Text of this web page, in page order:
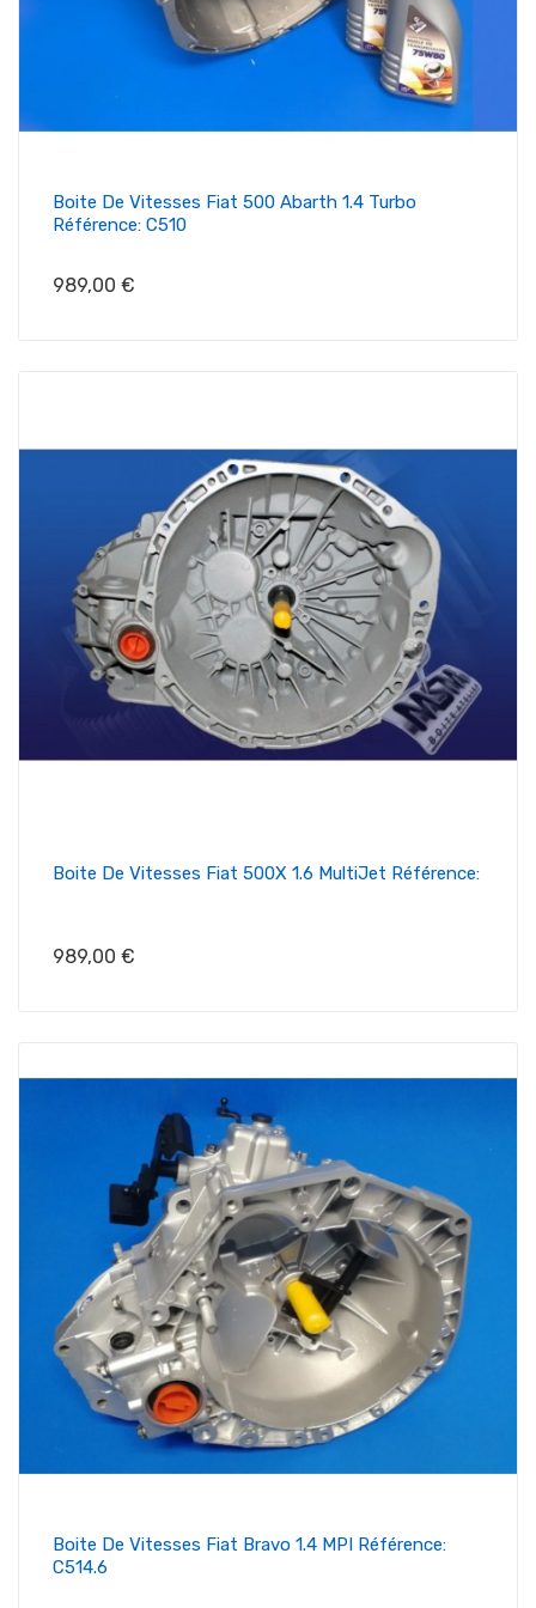
Boite De Vitesses Fiat 500 Abarth 1.4 Turbo
Référence: C510
Prix
989,00 €
Boite De Vitesses Fiat 500X 1.6 MultiJet Référence:
Prix
989,00 €
Boite De Vitesses Fiat Bravo 1.4 MPI Référence:
C514.6